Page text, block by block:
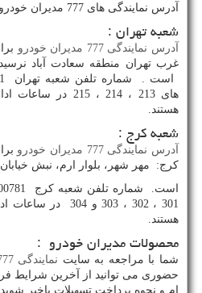
آدرس نمایندگی های 777 مدیران خودرو :
شعبه تهران :
آدرس نمایندگی 777 مدیران خودرو
غرب تهران منطقه سعادت آباد
های 213 ، 214 ،
هستند.
شعبه کرج :
آدرس نمایندگی 777 مدیران خودرو
کرج: مهر شهر، بلوار ارم، نبش خیابان
301 ، 302 ، 303 و
هستند.
محصولات مدیران خودرو :
شما با مراجعه به سایت نمایندگی 777 مدیران خودرو
حضوری می توانید از آخرین
ام و نحوه پرداخت تسهیلات باخبر شوید.